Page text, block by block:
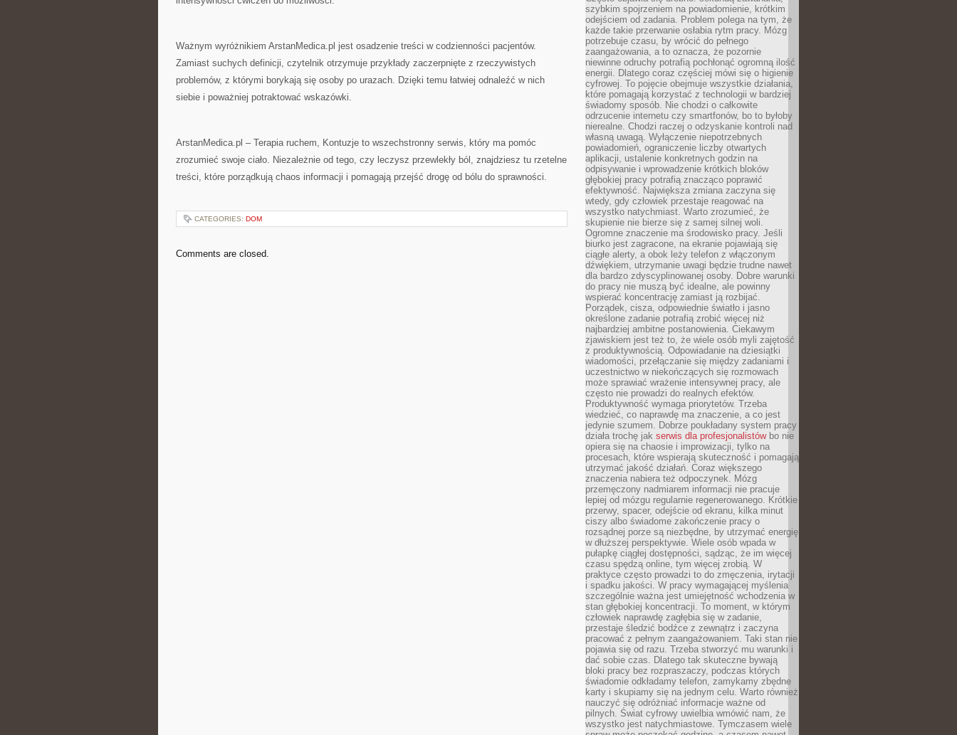
Ważnym wyróżnikiem ArstanMedica.pl jest osadzenie treści w codzienności pacjentów.
Zamiast suchych definicji, czytelnik otrzymuje przykłady zaczerpnięte z rzeczywistych
problemów, z którymi borykają się osoby po urazach. Dzięki temu łatwiej odnaleźć w nich
siebie i poważniej potraktować wskazówki.
ArstanMedica.pl – Terapia ruchem, Kontuzje to wszechstronny serwis, który ma pomóc
zrozumieć swoje ciało. Niezależnie od tego, czy leczysz przewlekły ból, znajdziesz tu rzetelne
treści, które porządkują chaos informacji i pomagają przejść drogę od bólu do sprawności.
CATEGORIES: DOM
Comments are closed.
szybkim spojrzeniem na powiadomienie, krótkim
odejściem od zadania. Problem polega na tym, że
każde takie przerwanie osłabia rytm pracy. Mózg
potrzebuje czasu, by wrócić do pełnego
zaangażowania, a to oznacza, że pozornie
niewinne odruchy potrafią pochłonąć ogromną ilość
energii. Dlatego coraz częściej mówi się o higienie
cyfrowej. To pojęcie obejmuje wszystkie działania,
które pomagają korzystać z technologii w bardziej
świadomy sposób. Nie chodzi o całkowite
odrzucenie internetu czy smartfonów, bo to byłoby
nierealne. Chodzi raczej o odzyskanie kontroli nad
własną uwagą. Wyłączenie niepotrzebnych
powiadomień, ograniczenie liczby otwartych
aplikacji, ustalenie konkretnych godzin na
odpisywanie i wprowadzenie krótkich bloków
głębokiej pracy potrafią znacząco poprawić
efektywność. Największa zmiana zaczyna się
wtedy, gdy człowiek przestaje reagować na
wszystko natychmiast. Warto zrozumieć, że
skupienie nie bierze się z samej silnej woli.
Ogromne znaczenie ma środowisko pracy. Jeśli
biurko jest zagracone, na ekranie pojawiają się
ciągłe alerty, a obok leży telefon z włączonym
dźwiękiem, utrzymanie uwagi będzie trudne nawet
dla bardzo zdyscyplinowanej osoby. Dobre warunki
do pracy nie muszą być idealne, ale powinny
wspierać koncentrację zamiast ją rozbijać.
Porządek, cisza, odpowiednie światło i jasno
określone zadanie potrafią zrobić więcej niż
najbardziej ambitne postanowienia. Ciekawym
zjawiskiem jest też to, że wiele osób myli zajętość
z produktywnością. Odpowiadanie na dziesiątki
wiadomości, przełączanie się między zadaniami i
uczestnictwo w niekończących się rozmowach
może sprawiać wrażenie intensywnej pracy, ale
często nie prowadzi do realnych efektów.
Produktywność wymaga priorytetów. Trzeba
wiedzieć, co naprawdę ma znaczenie, a co jest
jedynie szumem. Dobrze poukładany system pracy
działa trochę jak serwis dla profesjonalistówbo nie
opiera się na chaosie i improwizacji, tylko na
procesach, które wspierają skuteczność i pomagają
utrzymać jakość działań. Coraz większego
znaczenia nabiera też odpoczynek. Mózg
przemęczony nadmiarem informacji nie pracuje
lepiej od mózgu regularnie regenerowanego. Krótkie
przerwy, spacer, odejście od ekranu, kilka minut
ciszy albo świadome zakończenie pracy o
rozsądnej porze są niezbędne, by utrzymać energię
w dłuższej perspektywie. Wiele osób wpada w
pułapkę ciągłej dostępności, sądząc, że im więcej
czasu spędzą online, tym więcej zrobią. W
praktyce często prowadzi to do zmęczenia, irytacji
i spadku jakości. W pracy wymagającej myślenia
szczególnie ważna jest umiejętność wchodzenia w
stan głębokiej koncentracji. To moment, w którym
człowiek naprawdę zagłębia się w zadanie,
przestaje śledzić bodźce z zewnątrz i zaczyna
pracować z pełnym zaangażowaniem. Taki stan nie
pojawia się od razu. Trzeba stworzyć mu warunki i
dać sobie czas. Dlatego tak skuteczne bywają
bloki pracy bez rozpraszaczy, podczas których
świadomie odkładamy telefon, zamykamy zbędne
karty i skupiamy się na jednym celu. Warto również
nauczyć się odróżniać informacje ważne od
pilnych. Świat cyfrowy uwielbia wmówić nam, że
wszystko jest natychmiastowe. Tymczasem wiele